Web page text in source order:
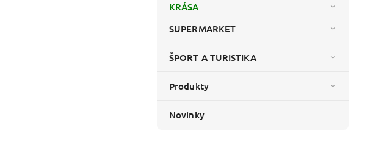
KRÁSA
SUPERMARKET
ŠPORT A TURISTIKA
Produkty
Novinky